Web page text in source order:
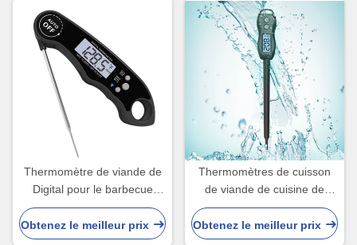
Thermomètre de viande de
Digital pour le barbecue
faisant cuire le liquide de gril
Obtenez le meilleur prix
Thermomètres de cuisson
de viande de cuisine de
Digital IP66 pour le
bifteck/lait/liquide de Foody
Obtenez le meilleur prix